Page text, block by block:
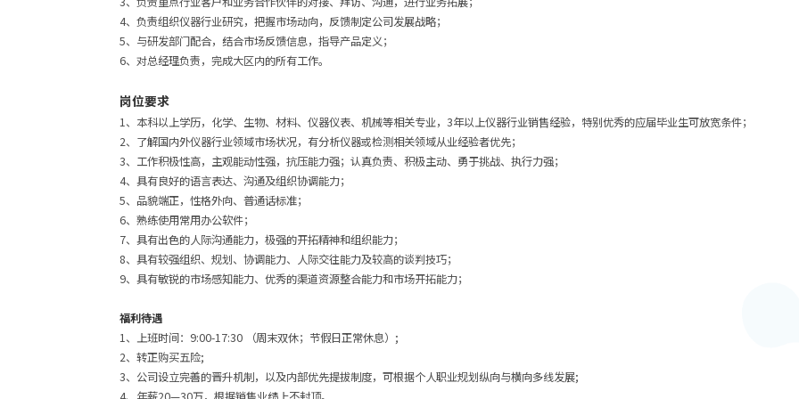
4、负责组织仪器行业研究，把握市场动向，反馈制定公司发展战略；
5、与研发部门配合，结合市场反馈信息，指导产品定义；
6、对总经理负责，完成大区内的所有工作。
岗位要求
1、本科以上学历，化学、生物、材料、仪器仪表、机械等相关专业，3年以上仪器行业销售经验，特别优秀的应届毕业生可放宽条件；
2、了解国内外仪器行业领域市场状况，有分析仪器或检测相关领域从业经验者优先；
3、工作积极性高，主观能动性强，抗压能力强；认真负责、积极主动、勇于挑战、执行力强；
4、具有良好的语言表达、沟通及组织协调能力；
5、品貌端正，性格外向、普通话标准；
6、熟练使用常用办公软件；
7、具有出色的人际沟通能力，极强的开拓精神和组织能力；
8、具有较强组织、规划、协调能力、人际交往能力及较高的谈判技巧；
9、具有敏锐的市场感知能力、优秀的渠道资源整合能力和市场开拓能力；
福利待遇
1、上班时间：9:00-17:30 （周末双休；节假日正常休息）;
2、转正购买五险;
3、公司设立完善的晋升机制，以及内部优先提拔制度，可根据个人职业规划纵向与横向多线发展;